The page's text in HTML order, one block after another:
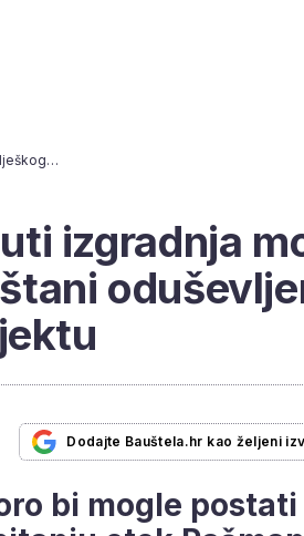
Uskoro bi mogla krenuti izgradnja mosta poput Pelješkog: Mještani oduševljeni, neće biti gužvi na trajektu
izgradnja
Dodajte Bauštela.hr kao željeni
bi mogle